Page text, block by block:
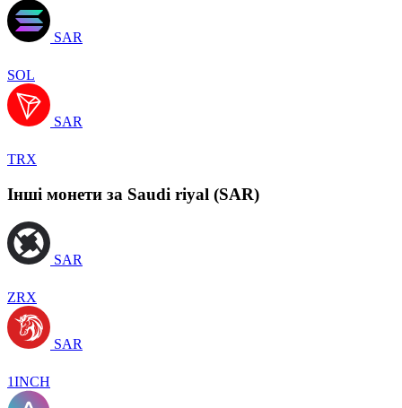
SAR
SOL
SAR
TRX
Інші монети за Saudi riyal (SAR)
SAR
ZRX
SAR
1INCH